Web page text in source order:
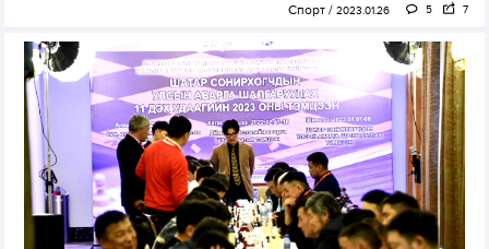
Спорт 2023.01.26 5 7